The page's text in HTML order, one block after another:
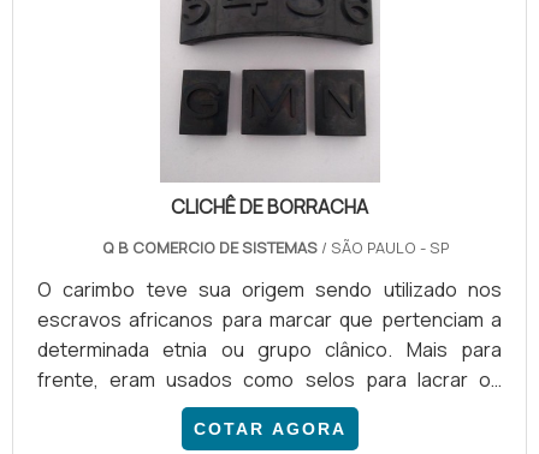
AMBIENTEAntes de tudo, vale lembrar que .
CLICHÊ DE BORRACHA
Q B COMERCIO DE SISTEMAS / SÃO PAULO - SP
O carimbo teve sua origem sendo utilizado nos
escravos africanos para marcar que pertenciam a
determinada etnia ou grupo clânico. Mais para
frente, eram usados como selos para lacrar ou
assinalar cartas e documentos. Aos poucos o
carimbo foi se popularizando, se modernizando e
COTAR AGORA